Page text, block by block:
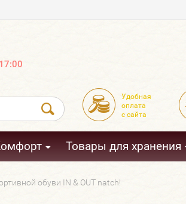
Удобная
оплата
с сайта
Товары для хранения
обуви IN & OUT natch!